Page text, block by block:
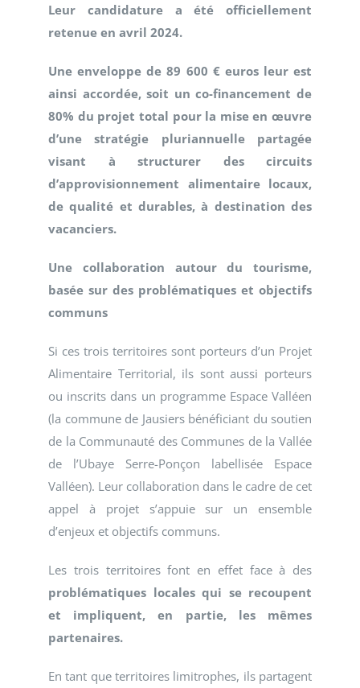
Leur candidature a été officiellement
retenue en avril 2024.
Une enveloppe de 89 600 € euros leur est
ainsi accordée, soit un co-financement de
80% du projet total pour la mise en œuvre
d’une stratégie pluriannuelle partagée
visant à structurer des circuits
d’approvisionnement alimentaire locaux,
de qualité et durables, à destination des
vacanciers.
Une collaboration autour du tourisme,
basée sur des problématiques et objectifs
communs
Si ces trois territoires sont porteurs d’un Projet
Alimentaire Territorial, ils sont aussi porteurs
ou inscrits dans un programme Espace Valléen
(la commune de Jausiers bénéficiant du soutien
de la Communauté des Communes de la Vallée
de l’Ubaye Serre-Ponçon labellisée Espace
Valléen). Leur collaboration dans le cadre de cet
appel à projet s’appuie sur un ensemble
d’enjeux et objectifs communs.
Les trois territoires font en effet face à des
problématiques locales qui se recoupent
et impliquent, en partie, les mêmes
partenaires.
En tant que territoires limitrophes, ils partagent